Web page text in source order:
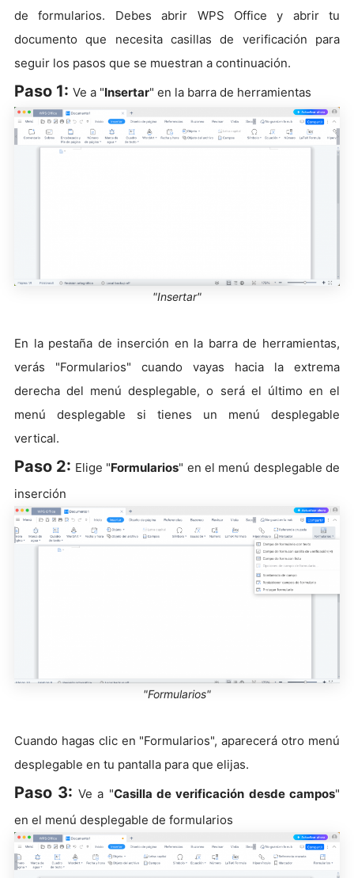
de formularios. Debes abrir WPS Office y abrir tu
documento que necesita casillas de verificación para
seguir los pasos que se muestran a continuación.
Paso 1: Ve a "Insertar" en la barra de herramientas
"Insertar"
En la pestaña de inserción en la barra de herramientas,
verás "Formularios" cuando vayas hacia la extrema
derecha del menú desplegable, o será el último en el
menú desplegable si tienes un menú desplegable
vertical.
Paso 2: Elige "Formularios" en el menú desplegable de
inserción
"Formularios"
Cuando hagas clic en "Formularios", aparecerá otro menú
desplegable en tu pantalla para que elijas.
Paso 3: Ve a "Casilla de verificación desde campos"
en el menú desplegable de formularios